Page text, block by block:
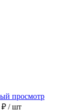
просмотр
₽ / шт